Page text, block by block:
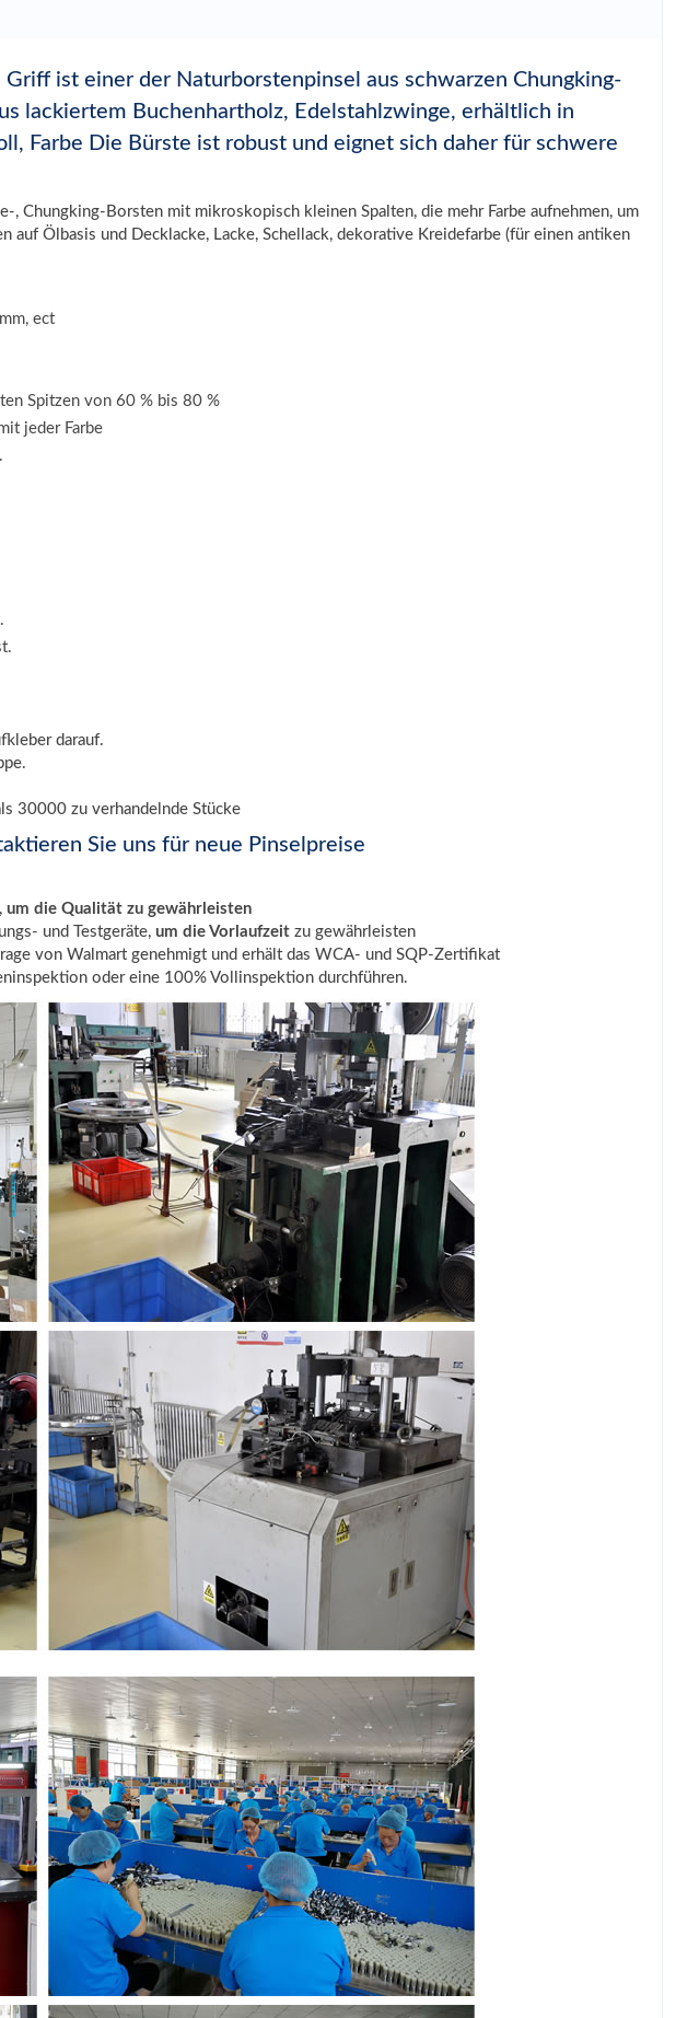
ist einer der Naturborstenpinsel aus schwarzen Chungking-
lackiertem Buchenhartholz, Edelstahlzwinge, erhältlich in
Farbe Die Bürste ist robust und eignet sich daher für schwere
, Chungking-Borsten mit mikroskopisch kleinen Spalten, die mehr Farbe aufnehmen, um
auf Ölbasis und Decklacke, Lacke, Schellack, dekorative Kreidefarbe (für einen antiken
ect
Spitzen von 60 % bis 80 %
jeder Farbe
darauf.
30000 zu verhandelnde Stücke
Sie uns für neue Pinselpreise
um die Qualität zu gewährleisten
und Testgeräte, um die Vorlaufzeit zu gewährleisten
von Walmart genehmigt und erhält das WCA- und SQP-Zertifikat
oder eine 100% Vollinspektion durchführen.